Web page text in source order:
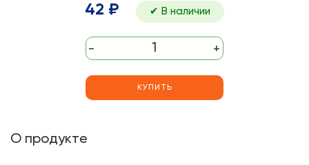
42 ₽ ✔ В наличии
- +
КУПИТЬ
О продукте